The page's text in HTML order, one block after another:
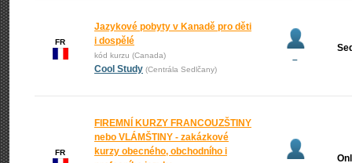
FR
Jazykové pobyty v Kanadě pro děti
i dospělé
kód kurzu (Canada)
Cool Study (Centrála Sedlčany)
–
FR
FIREMNÍ KURZY FRANCOUZŠTINY
nebo VLÁMŠTINY - zakázkové
kurzy obecného, obchodního i